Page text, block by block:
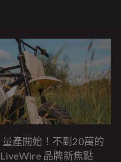
產開始！不到20萬的
品牌新焦點